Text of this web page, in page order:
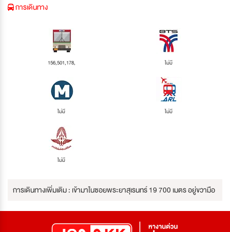
การเดินทาง
156,501,178, ไม่มี
ไม่มี ไม่มี
ไม่มี
การเดินทางเพิ่มเติม : เข้ามาในซอยพระยาสุเรนทร์ 19 700 เมตร อยู่ขวามือ